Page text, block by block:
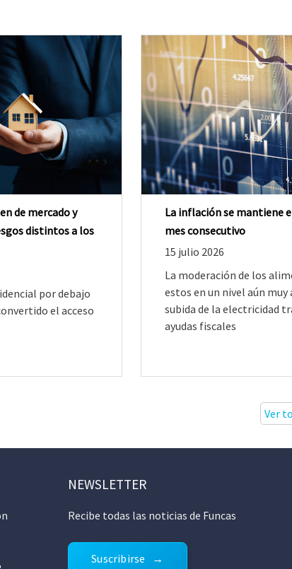
de mercado y
distintos a los
por debajo
el acceso
La inflación se mantiene
mes consecutivo
15 julio 2026
La moderación de los
estos en un nivel aún
subida de la electricidad
ayudas fiscales
Ver
NEWSLETTER
Recibe todas las noticias de Funcas
Suscribirse